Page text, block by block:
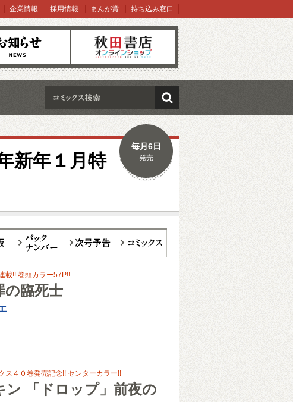
オンラインショップ
企業情報 採用情報 まんが賞 持ち込み窓口
検索
新年１月特
毎月6日
発売
載!! 巻頭カラー57P!!
の臨死士
ス４０巻発売記念!! センターカラー!!
ン 「ドロップ」前夜の